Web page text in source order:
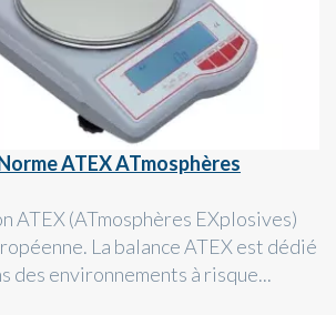
ATEX ATmosphères
ATEX (ATmosphères EXplosives)
La balance ATEX est dédié
des environnements à risque...